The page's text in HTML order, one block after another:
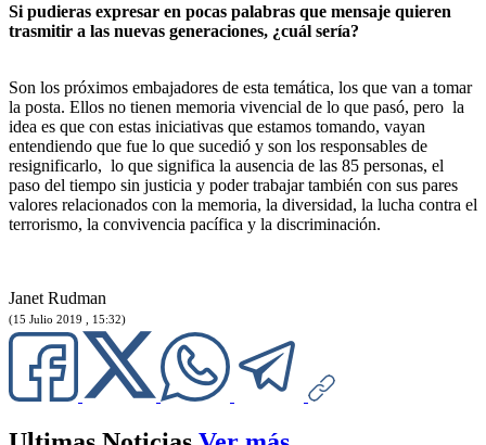
Si pudieras expresar en pocas palabras que mensaje quieren
trasmitir a las nuevas generaciones, ¿cuál sería?
Son los próximos embajadores de esta temática, los que van a tomar
la posta. Ellos no tienen memoria vivencial de lo que pasó, pero la
idea es que con estas iniciativas que estamos tomando, vayan
entendiendo que fue lo que sucedió y son los responsables de
resignificarlo, lo que significa la ausencia de las 85 personas, el
paso del tiempo sin justicia y poder trabajar también con sus pares
valores relacionados con la memoria, la diversidad, la lucha contra el
terrorismo, la convivencia pacífica y la discriminación.
Janet Rudman
(15 Julio 2019 , 15:32)